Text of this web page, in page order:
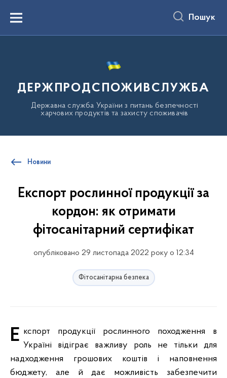
вмістуMenu Пошук
ДЕРЖПРОДСПОЖИВСЛУЖБА
Державна служба України з питань безпечності
харчових продуктів та захисту споживачів
Новини
Експорт рослинної продукції за
кордон: як отримати
фітосанітарний сертифікат
опубліковано 29 листопада 2022 року о 12:34
Фітосанітарна безпека
Експорт продукції рослинного походження в Україні відіграє важливу роль не тільки для
надходження грошових коштів і наповнення
бюджету, але й дає можливість забезпечити